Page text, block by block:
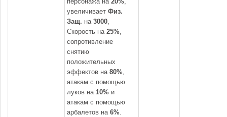
увеличивает Физ.
Защ. на 3000,
Скорость на 25%,
сопротивление
снятию
положительных
эффектов на 80%,
атакам с помощью
луков на 10% и
атакам с помощью
арбалетов на 6%.